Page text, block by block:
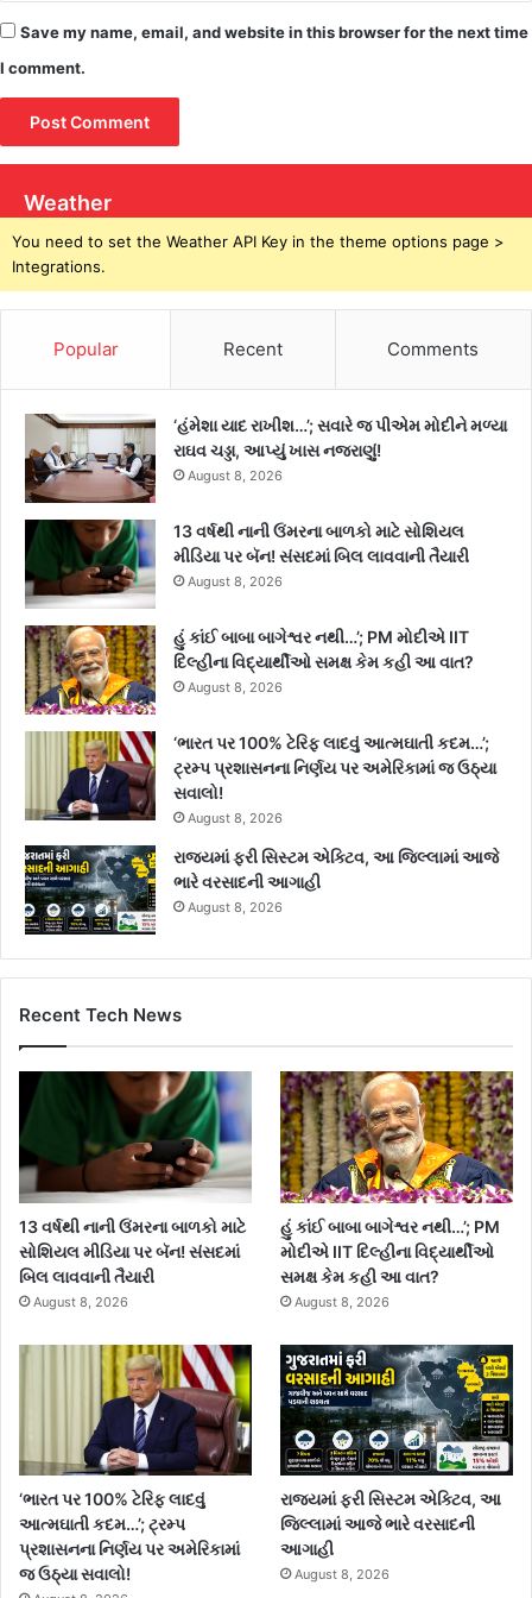
Save my name, email, and website in this browser for the next time
I comment.
Weather
You need to set the Weather API Key in the theme options page >
Integrations.
Popular Recent Comments
‘હંમેશા યાદ રાખીશ…’; સવારે જ પીએમ મોદીને મળ્યા
રાઘવ ચડ્ડા, આપ્યું ખાસ નજરાણું!
August 8, 2026
13 વર્ષથી નાની ઉંમરના બાળકો માટે સોશિયલ
મીડિયા પર બૅન! સંસદમાં બિલ લાવવાની તૈયારી
August 8, 2026
હું કાંઈ બાબા બાગેશ્વર નથી…’; PM મોદીએ IIT
દિલ્હીના વિદ્યાર્થીઓ સમક્ષ કેમ કહી આ વાત?
August 8, 2026
‘ભારત પર 100% ટેરિફ લાદવું આત્મઘાતી કદમ…’;
ટ્રમ્પ પ્રશાસનના નિર્ણય પર અમેરિકામાં જ ઉઠ્યા
સવાલો!
August 8, 2026
રાજ્યમાં ફરી સિસ્ટમ એક્ટિવ, આ જિલ્લામાં આજે
ભારે વરસાદની આગાહી
August 8, 2026
Recent Tech News
13 વર્ષથી નાની ઉંમરના બાળકો માટે
સોશિયલ મીડિયા પર બૅન! સંસદમાં
બિલ લાવવાની તૈયારી
August 8, 2026
હું કાંઈ બાબા બાગેશ્વર નથી…’; PM
મોદીએ IIT દિલ્હીના વિદ્યાર્થીઓ
સમક્ષ કેમ કહી આ વાત?
August 8, 2026
‘ભારત પર 100% ટેરિફ લાદવું
આત્મઘાતી કદમ…’; ટ્રમ્પ
પ્રશાસનના નિર્ણય પર અમેરિકામાં
જ ઉઠ્યા સવાલો!
રાજ્યમાં ફરી સિસ્ટમ એક્ટિવ, આ
જિલ્લામાં આજે ભારે વરસાદની
આગાહી
August 8, 2026